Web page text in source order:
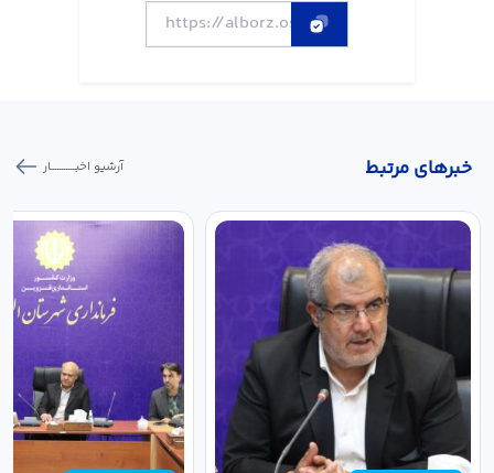
خبر‌های مرتبط آرشیو اخبـــــــــــار